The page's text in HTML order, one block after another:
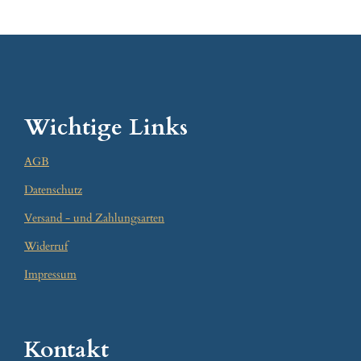
Wichtige Links
AGB
Datenschutz
Versand - und Zahlungsarten
Widerruf
Impressum
Kontakt